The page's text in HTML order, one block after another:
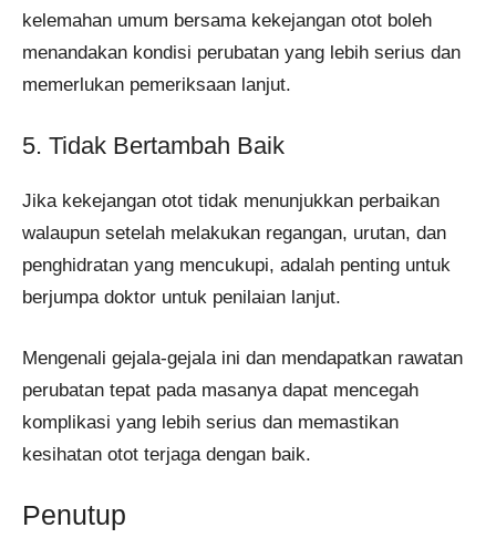
kelemahan umum bersama kekejangan otot boleh
menandakan kondisi perubatan yang lebih serius dan
memerlukan pemeriksaan lanjut.
5. Tidak Bertambah Baik
Jika kekejangan otot tidak menunjukkan perbaikan
walaupun setelah melakukan regangan, urutan, dan
penghidratan yang mencukupi, adalah penting untuk
berjumpa doktor untuk penilaian lanjut.
Mengenali gejala-gejala ini dan mendapatkan rawatan
perubatan tepat pada masanya dapat mencegah
komplikasi yang lebih serius dan memastikan
kesihatan otot terjaga dengan baik.
Penutup